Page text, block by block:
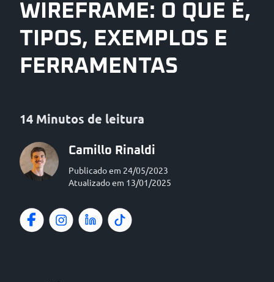
WIREFRAME: O QUE É,
TIPOS, EXEMPLOS E
FERRAMENTAS
14 Minutos de leitura
Camillo Rinaldi
Publicado em 24/05/2023
Atualizado em 13/01/2025